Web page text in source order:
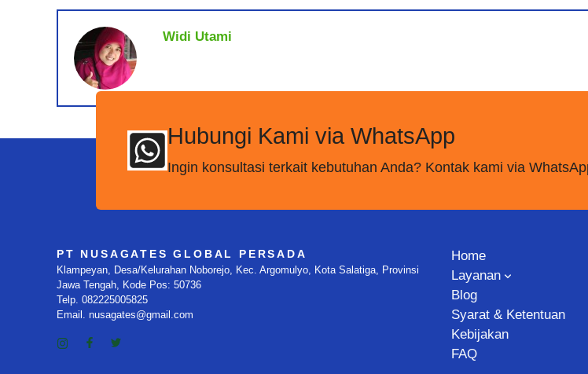
Widi Utami
Hubungi Kami via WhatsApp
Ingin konsultasi terkait kebutuhan Anda? Kontak kami via
PT NUSAGATES GLOBAL PERSADA
Klampeyan, Desa/Kelurahan Noborejo, Kec. Argomulyo, Kota Salatiga, Provinsi
Jawa Tengah, Kode Pos: 50736
Telp. 082225005825
Email. nusagates@gmail.com
Home
Layanan
Blog
Syarat & Ketentuan
Kebijakan
FAQ